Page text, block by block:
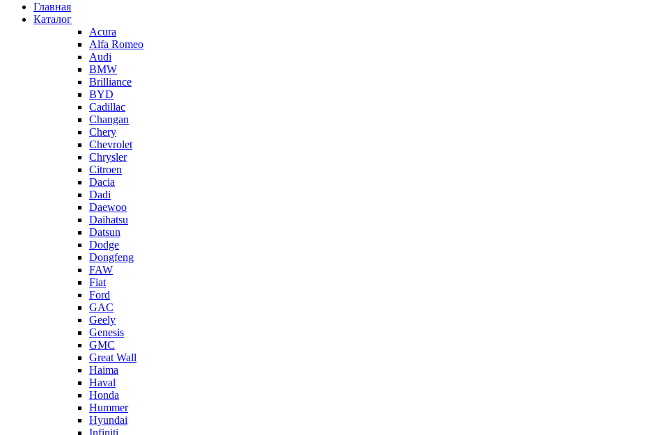
Главная
Каталог
Acura
Alfa Romeo
Audi
BMW
Brilliance
BYD
Cadillac
Changan
Chery
Chevrolet
Chrysler
Citroen
Dacia
Dadi
Daewoo
Daihatsu
Datsun
Dodge
Dongfeng
FAW
Fiat
Ford
GAC
Geely
Genesis
GMC
Great Wall
Haima
Haval
Honda
Hummer
Hyundai